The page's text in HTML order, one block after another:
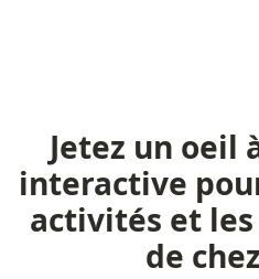
Jetez un oeil
interactive
activités et
de